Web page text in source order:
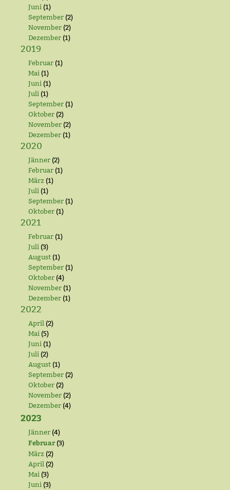
Juni (1)
September (2)
November (2)
Dezember (1)
2019
Februar (1)
Mai (1)
Juni (1)
Juli (1)
September (1)
Oktober (2)
November (2)
Dezember (1)
2020
Jänner (2)
Februar (1)
März (1)
Juli (1)
September (1)
Oktober (1)
2021
Februar (1)
Juli (3)
August (1)
September (1)
Oktober (4)
November (1)
Dezember (1)
2022
April (2)
Mai (5)
Juni (1)
Juli (2)
August (1)
September (2)
Oktober (2)
November (2)
Dezember (4)
2023
Jänner (4)
Februar(3)
März (2)
April (2)
Mai (3)
Juni (3)